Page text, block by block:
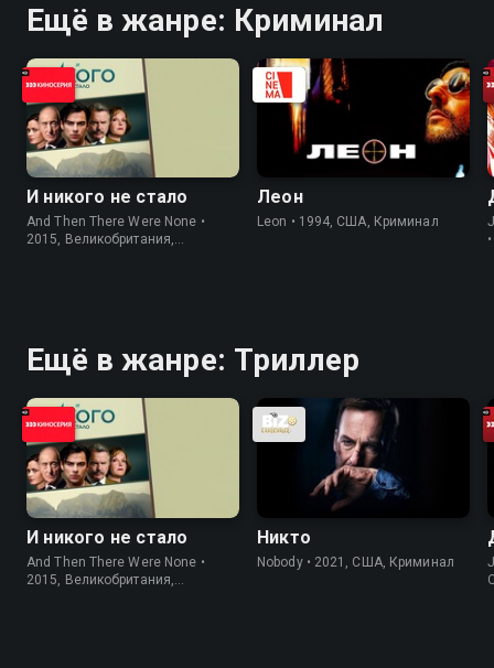
Ещё в жанре: Криминал
И никого не стало
And Then There Were None •
2015, Великобритания,
Леон
Leon • 1994, США, Криминал
Ещё в жанре: Триллер
И никого не стало
And Then There Were None •
2015, Великобритания,
Никто
Nobody • 2021, США, Криминал